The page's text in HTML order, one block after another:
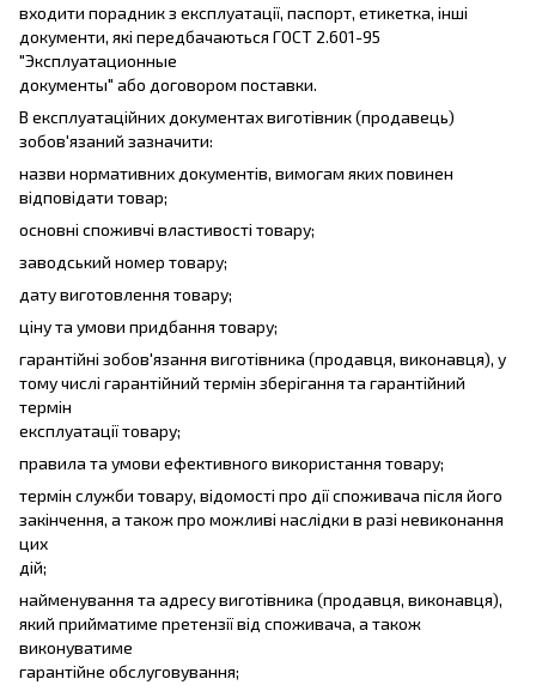
входити порадник з експлуатації, паспорт, етикетка, інші
документи, які передбачаються ГОСТ 2.601-95
"Эксплуатационные
документы" або договором поставки.
В експлуатаційних документах виготівник (продавець)
зобов'язаний зазначити:
назви нормативних документів, вимогам яких повинен
відповідати товар;
основні споживчі властивості товару;
заводський номер товару;
дату виготовлення товару;
ціну та умови придбання товару;
гарантійні зобов'язання виготівника (продавця, виконавця), у
тому числі гарантійний термін зберігання та гарантійний
термін
експлуатації товару;
правила та умови ефективного використання товару;
термін служби товару, відомості про дії споживача після його
закінчення, а також про можливі наслідки в разі невиконання
цих
дій;
найменування та адресу виготівника (продавця, виконавця),
який прийматиме претензії від споживача, а також
виконуватиме
гарантійне обслуговування;